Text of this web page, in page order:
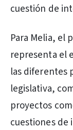
cuestión de
Para Melia, el
representa el
las diferentes
legislativa,
proyectos
cuestiones de